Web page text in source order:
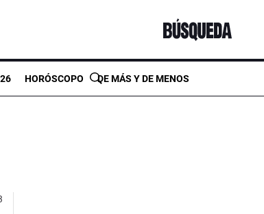
HORÓSCOPO DE MÁS Y DE MENOS